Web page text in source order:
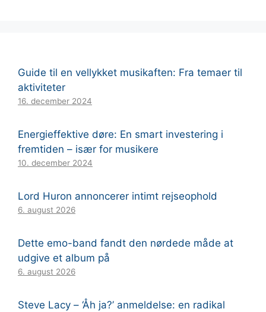
Guide til en vellykket musikaften: Fra temaer til
aktiviteter
16. december 2024
Energieffektive døre: En smart investering i
fremtiden – især for musikere
10. december 2024
Lord Huron annoncerer intimt rejseophold
6. august 2026
Dette emo-band fandt den nørdede måde at
udgive et album på
6. august 2026
Steve Lacy – ‘Åh ja?’ anmeldelse: en radikal